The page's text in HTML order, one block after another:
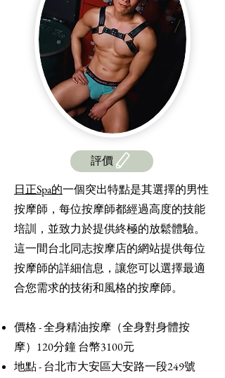
評價
日正Spa的一個突出特點是其選擇的男性
按摩師，每位按摩師都經過高度的技能
培訓，並致力於提供終極的放鬆體驗。
這一間台北同志按摩店的網站提供每位
按摩師的詳細信息，讓您可以選擇最適
合您需求的技術和風格的按摩師。
價格 - 全身精油按摩（全身對身體按
摩）120分鐘 台幣3100元
地點 - 台北市大安區大安路一段249號